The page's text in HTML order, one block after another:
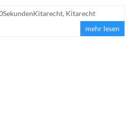
, Kitarecht
mehr lesen